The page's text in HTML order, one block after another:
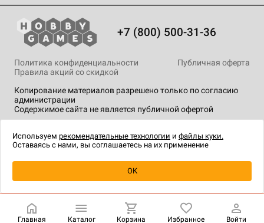
Купить| 2 490 ₽
+7 (800) 500-31-36
Копирование материалов разрешено только по согласию
администрации
Содержимое сайта не является публичной офертой
Политика конфиденциальности
Публичная оферта
Правила акций со скидкой
технологии.
Главная Каталог Корзина Избранное Войти
Используем рекомендательные технологии и файлы куки.
Оставаясь с нами, вы соглашаетесь на их применение
OK